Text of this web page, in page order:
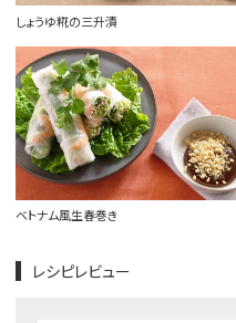
しょうゆ糀の三升漬
ベトナム風生春巻き
レシピレビュー